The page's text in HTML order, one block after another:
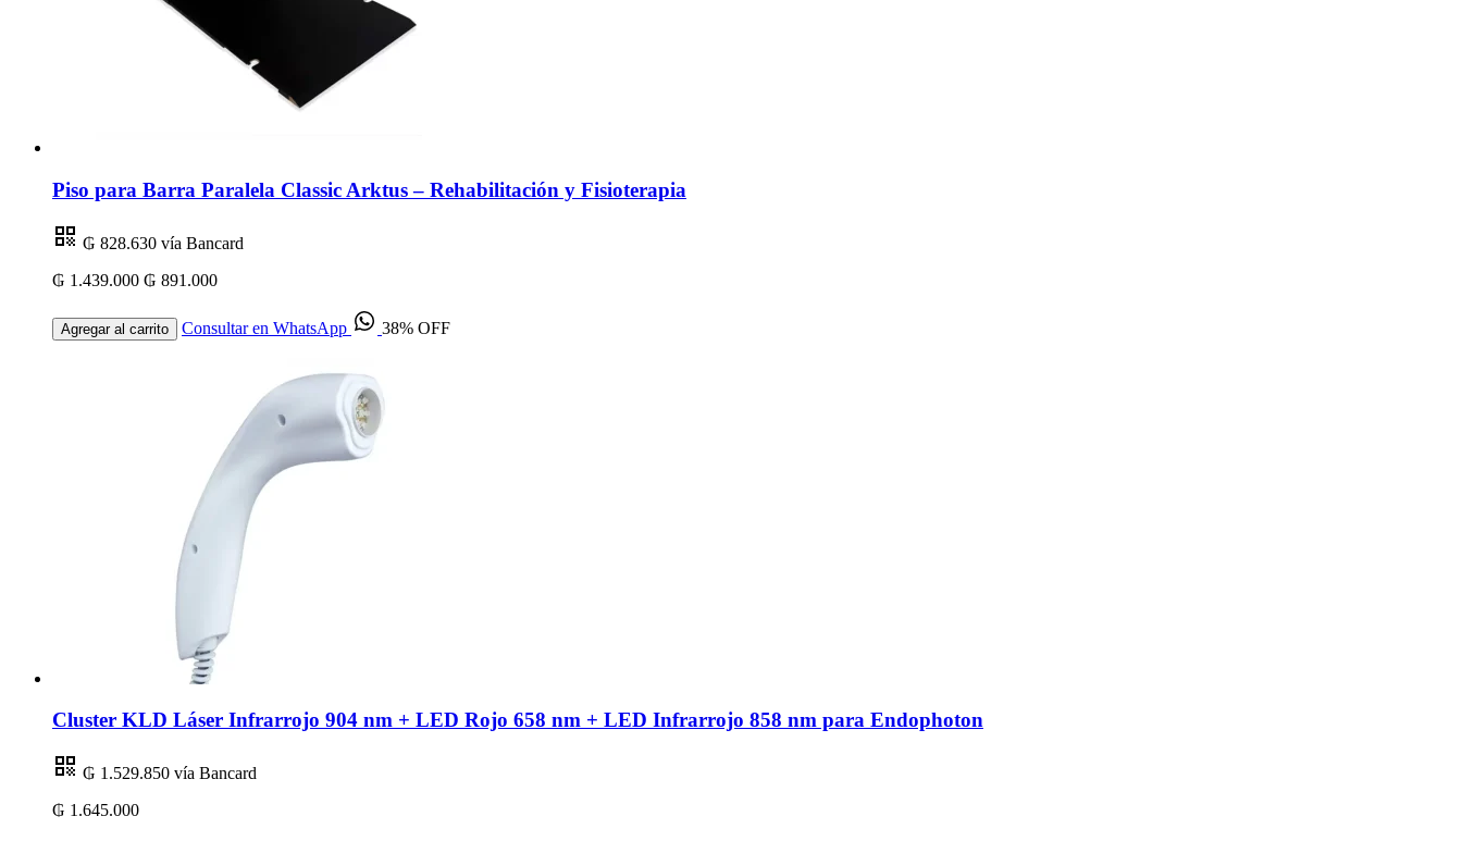
Piso para Barra Paralela Classic Arktus – Rehabilitación y Fisioterapia
₲ 828.630 vía Bancard
₲ 1.439.000 ₲ 891.000
Agregar al carrito Consultar en WhatsApp 38% OFF
Cluster KLD Láser Infrarrojo 904 nm + LED Rojo 658 nm + LED Infrarrojo 858 nm para Endophoton
₲ 1.529.850 vía Bancard
₲ 1.645.000